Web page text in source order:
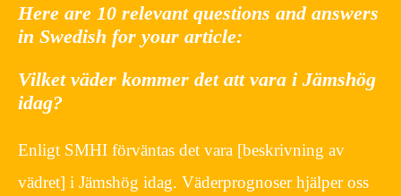
Here are 10 relevant questions and answers
in Swedish for your article:
Vilket väder kommer det att vara i Jämshög
idag?
Enligt SMHI förväntas det vara [beskrivning av
vädret] i Jämshög idag. Väderprognoser hjälper oss